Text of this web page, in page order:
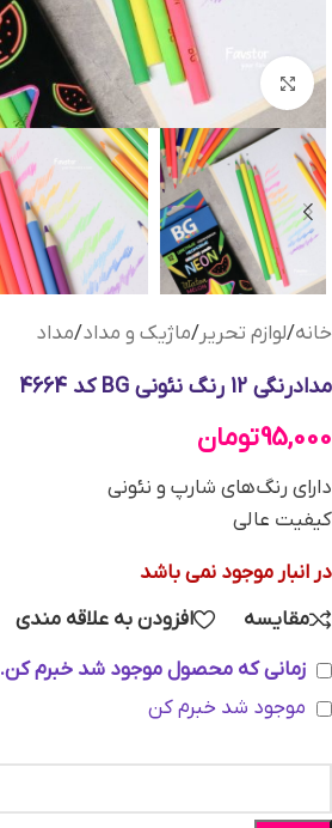
بزرگنمایی تصویر
خانه/لوازم تحریر/ماژیک و مداد/مداد
مدادرنگی 12 رنگ نئونی BG کد 4664
95,000تومان
دارای رنگ‌های شارپ و نئونی
کیفیت عالی
در انبار موجود نمی باشد
مقایسه
افزودن به علاقه مندی
زمانی که محصول موجود شد خبرم کن.
موجود شد خبرم کن